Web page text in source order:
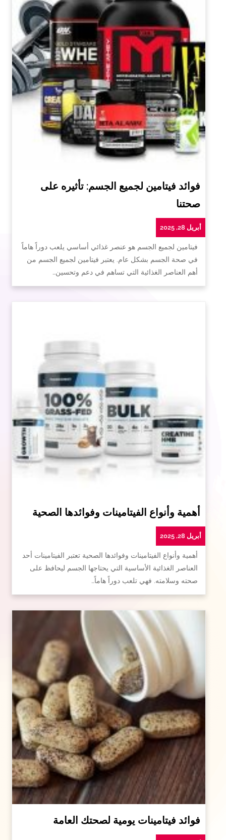
فوائد فيتامين لجميع الجسم: تأثيره على
صحتنا
أبريل 28, 2025
فيتامين لجميع الجسم هو عنصر غذائي أساسي يلعب دوراً هاماً
في صحة الجسم بشكل عام. يعتبر فيتامين لجميع الجسم من
أهم العناصر الغذائية التي تساهم في دعم وتحسين…
أهمية وأنواع الفيتامينات وفوائدها الصحية
أبريل 28, 2025
أهمية وأنواع الفيتامينات وفوائدها الصحية تعتبر الفيتامينات أحد
العناصر الغذائية الأساسية التي يحتاجها الجسم ليحافظ على
صحته وسلامته. فهي تلعب دوراً هاماً…
فوائد فيتامينات يومية لصحتك العامة